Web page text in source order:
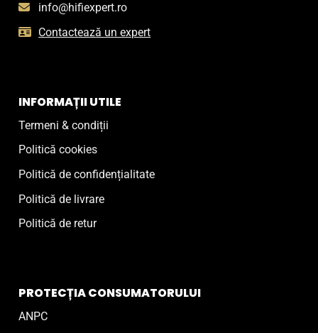
info@hifiexpert.ro
Contactează un expert
INFORMAȚII UTILE
Termeni & condiții
Politică cookies
Politică de confidențialitate
Politică de livrare
Politică de retur
PROTECȚIA CONSUMATORULUI
ANPC